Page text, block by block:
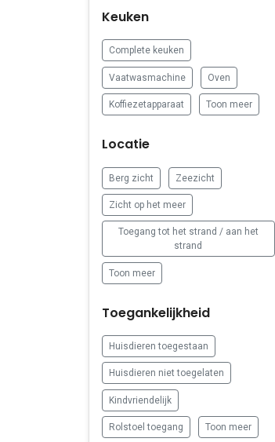
Keuken
Complete keuken
Vaatwasmachine Oven
Koffiezetapparaat Toon meer
Locatie
Berg zicht Zeezicht
Zicht op het meer
Toegang tot het strand / aan het
strand
Toon meer
Toegankelijkheid
Huisdieren toegestaan
Huisdieren niet toegelaten
Kindvriendelijk
Rolstoel toegang Toon meer